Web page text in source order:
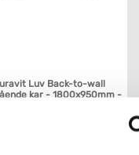
Luv Back-to-wall
kar - 1800x950mm -